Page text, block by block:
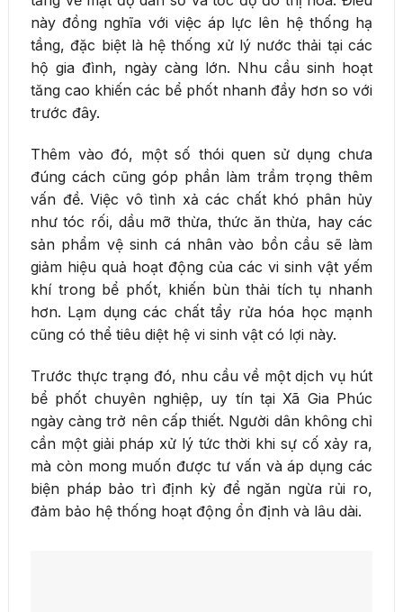
này đồng nghĩa với việc áp lực lên hệ thống hạ
tầng, đặc biệt là hệ thống xử lý nước thải tại các
hộ gia đình, ngày càng lớn. Nhu cầu sinh hoạt
tăng cao khiến các bể phốt nhanh đầy hơn so với
trước đây.
Thêm vào đó, một số thói quen sử dụng chưa
đúng cách cũng góp phần làm trầm trọng thêm
vấn đề. Việc vô tình xả các chất khó phân hủy
như tóc rối, dầu mỡ thừa, thức ăn thừa, hay các
sản phẩm vệ sinh cá nhân vào bồn cầu sẽ làm
giảm hiệu quả hoạt động của các vi sinh vật yếm
khí trong bể phốt, khiến bùn thải tích tụ nhanh
hơn. Lạm dụng các chất tẩy rửa hóa học mạnh
cũng có thể tiêu diệt hệ vi sinh vật có lợi này.
Trước thực trạng đó, nhu cầu về một dịch vụ hút
bể phốt chuyên nghiệp, uy tín tại Xã Gia Phúc
ngày càng trở nên cấp thiết. Người dân không chỉ
cần một giải pháp xử lý tức thời khi sự cố xảy ra,
mà còn mong muốn được tư vấn và áp dụng các
biện pháp bảo trì định kỳ để ngăn ngừa rủi ro,
đảm bảo hệ thống hoạt động ổn định và lâu dài.